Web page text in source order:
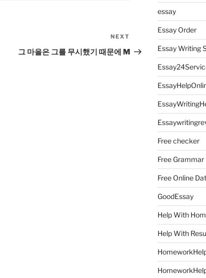
Post
NEXT
그 마을은 그를 무시했기 때문에 M
essay
Essay Order
Essay Writing
Free checker
Free
Free Online
GoodEssay
Help With
Help With